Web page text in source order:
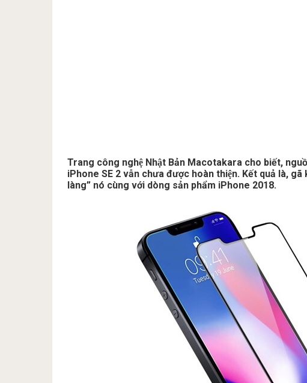
Trang công nghệ Nhật Bản Macotakara cho biết,
iPhone SE 2 vẫn chưa được hoàn thiện. Kết quả là,
làng” nó cùng với dòng sản phẩm iPhone 2018.